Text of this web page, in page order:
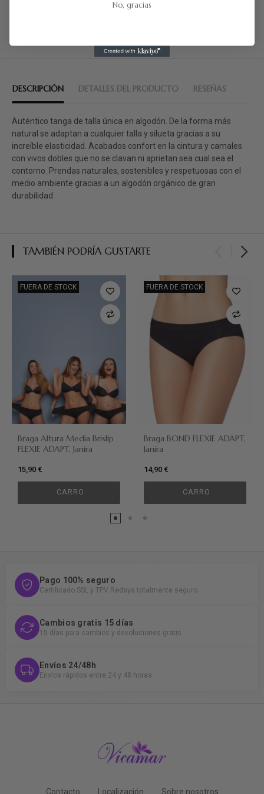
DESCRIPCIÓN DETALLES DEL PRODUCTO RESEÑAS
Auténtico tanga de talla única en algodón. De la forma más
natural se adaptan a cualquier talla y silueta gracias a su
increíble elasticidad. Acabados confort en la cintura y camales
con vivos dobles que no se clavan ni aprietan sea cual sea el
contorno. Prendas naturales, sostenibles y respetuosas con el
medio ambiente gracias a un algodón orgánico de gran
durabilidad.
TAMBIÉN PODRÍA GUSTARTE
FUERA DE STOCK
Braga Altura Media Brislip
FLEXIE ADAPT, Janira
15,90 €
CARRO
FUERA DE STOCK
Braga BOND FLEXIE ADAPT,
Janira
14,90 €
CARRO
Pago 100% seguro
Certificado SSL y TPV Redsys totalmente seguro
Cambios gratis 15 días
15 días para cambios y devoluciones gratis
Envíos 24/48h
Envíos rápidos entre 24 y 48 horas
Contacto Localización Sobre nosotros
No, gracias